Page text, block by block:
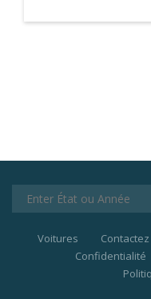
Voitures Contactez
Confidentialité